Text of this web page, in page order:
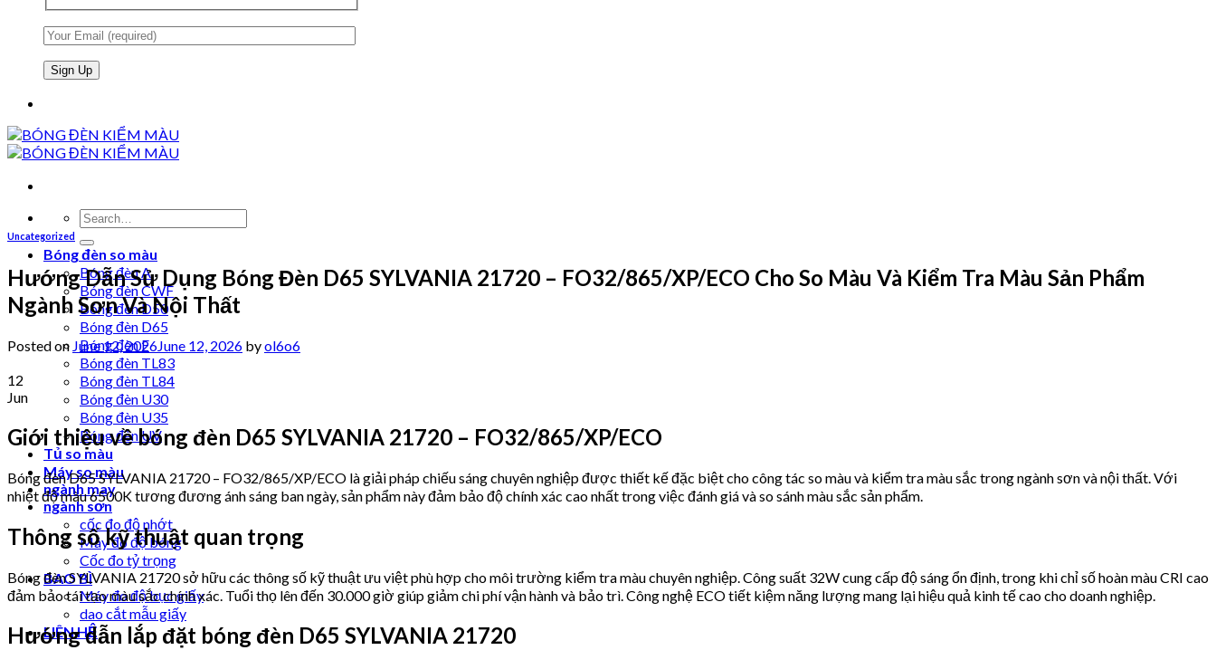
Bóng đèn so màu
Bóng đèn A
Bóng đèn CWF
Bóng đèn D50
Bóng đèn D65
Bóng đèn F
Bóng đèn TL83
Bóng đèn TL84
Bóng đèn U30
Bóng đèn U35
Bóng đèn UV
Tủ so màu
Máy so màu
ngành may
ngành sơn
cốc đo độ nhớt
Máy đo độ bóng
Cốc đo tỷ trọng
BAO BÌ
Máy đo độ bục giấy
dao cắt mẫu giấy
LIÊN HỆ
Uncategorized
Hướng Dẫn Sử Dụng Bóng Đèn D65 SYLVANIA 21720 – FO32/865/XP/ECO Cho So Màu Và Kiểm Tra Màu Sản Phẩm
Ngành Sơn Và Nội Thất
Posted on June 12, 2026June 12, 2026 byol6o6
12
Jun
Giới thiệu về bóng đèn D65 SYLVANIA 21720 – FO32/865/XP/ECO
Bóng đèn D65 SYLVANIA 21720 – FO32/865/XP/ECO là giải pháp chiếu sáng chuyên nghiệp được thiết kế đặc biệt cho công tác so màu và kiểm tra màu sắc trong ngành sơn và nội thất. Với
nhiệt độ màu 6500K tương đương ánh sáng ban ngày, sản phẩm này đảm bảo độ chính xác cao nhất trong việc đánh giá và so sánh màu sắc sản phẩm.
Thông số kỹ thuật quan trọng
Bóng đèn SYLVANIA 21720 sở hữu các thông số kỹ thuật ưu việt phù hợp cho môi trường kiểm tra màu chuyên nghiệp. Công suất 32W cung cấp độ sáng ổn định, trong khi chỉ số hoàn màu CRI cao
đảm bảo tái tạo màu sắc chính xác. Tuổi thọ lên đến 30.000 giờ giúp giảm chi phí vận hành và bảo trì. Công nghệ ECO tiết kiệm năng lượng mang lại hiệu quả kinh tế cao cho doanh nghiệp.
Hướng dẫn lắp đặt bóng đèn D65 SYLVANIA 21720